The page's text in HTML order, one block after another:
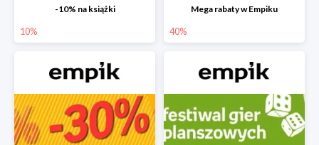
-10% na książki
10%
Mega rabaty w Empiku
40%